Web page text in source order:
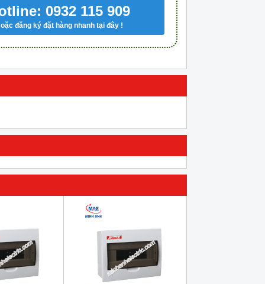
0932 115 909
đăng ký đặt hàng nhanh tại đây !